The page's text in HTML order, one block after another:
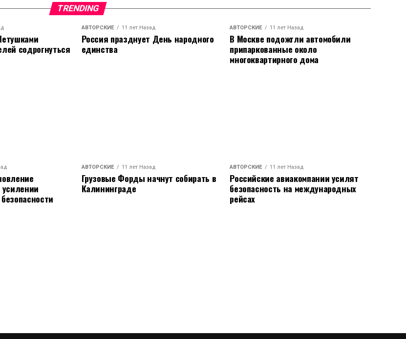
TRENDING
содрогнуться
АВТОРСКИЕ 11 лет Назад
Россия празднует День народного
единства
АВТОРСКИЕ 11 лет Назад
В Москве подожгли автомобили
припаркованные около
многоквартирного дома
усилении
АВТОРСКИЕ 11 лет Назад
Грузовые Форды начнут собирать в
Калининграде
АВТОРСКИЕ 11 лет Назад
Российские авиакомпании усилят
безопасность на международных
рейсах